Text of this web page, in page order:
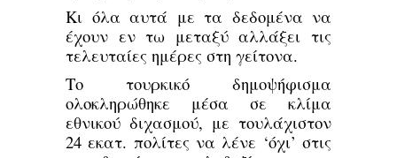
Κι όλα αυτά με τα δεδομένα να
έχουν εν τω μεταξύ αλλάξει τις
τελευταίες ημέρες στη γείτονα.
Το τουρκικό δημοψήφισμα
ολοκληρώθηκε μέσα σε κλίμα
εθνικού διχασμού, με τουλάχιστον
24 εκατ. πολίτες να λένε ‘όχι’ στις